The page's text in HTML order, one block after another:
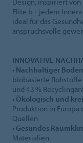
Elite b+ jedem
ideal für das
anspruchsvolle
INNOVATIVE
• Nachhaltiger
biobasierte Rohstoffe
und 43 %
• Ökologisch und
Produktion in Europa
Quellen.
• Gesundes
Materialien.